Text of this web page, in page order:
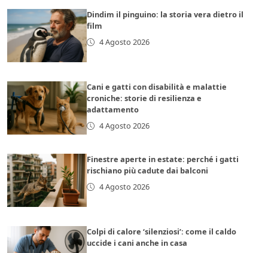
Dindim il pinguino: la storia vera dietro il
film
4 Agosto 2026
Cani e gatti con disabilità e malattie
croniche: storie di resilienza e
adattamento
4 Agosto 2026
Finestre aperte in estate: perché i gatti
rischiano più cadute dai balconi
4 Agosto 2026
Colpi di calore ‘silenziosi’: come il caldo
uccide i cani anche in casa